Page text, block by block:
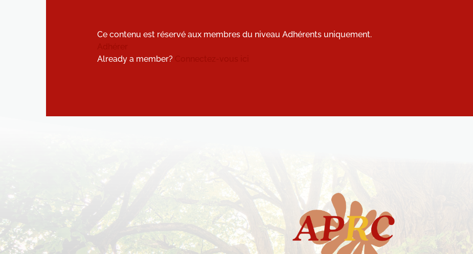
Ce contenu est réservé aux membres du niveau Adhérents uniquement.
Already a member?